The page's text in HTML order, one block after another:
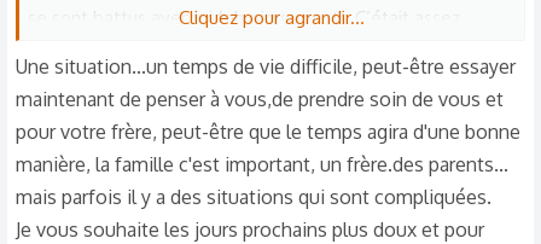
se sont battus avec lui (physiquement). C’était assez
mais je n’ai rien fais). Sans le savoir, c’était le dernier jour
qu’il vivait à la maison. Mes parents l’ont rappelé pour
qu’ils reviennent à la maison mais il a refusé.
Et après il s’est vanté sur les réseaux sociaux que mes
parents l’avaient mît à la porte en les faisant passer pour
des parents homophobes (il est gay)
Cliquez pour agrandir...
Une situation...un temps de vie difficile, peut-être essayer
maintenant de penser à vous,de prendre soin de vous et
pour votre frère, peut-être que le temps agira d'une bonne
manière, la famille c'est important, un frère.des parents...
mais parfois il y a des situations qui sont compliquées.
Je vous souhaite les jours prochains plus doux et pour